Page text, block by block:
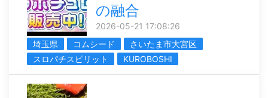
の融合
2026-05-21 17:08:26
埼玉県
コムシード
さいたま市大宮区
スロパチスピリット
KUROBOSHI